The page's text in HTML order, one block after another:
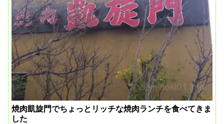
焼肉凱旋門でちょっとリッチな焼肉ランチを食べてきま
した